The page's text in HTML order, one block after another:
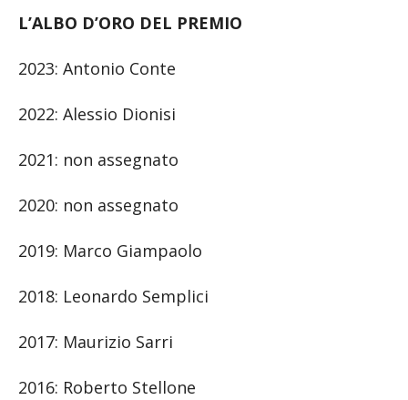
L’ALBO D’ORO DEL PREMIO
2023: Antonio Conte
2022: Alessio Dionisi
2021: non assegnato
2020: non assegnato
2019: Marco Giampaolo
2018: Leonardo Semplici
2017: Maurizio Sarri
2016: Roberto Stellone